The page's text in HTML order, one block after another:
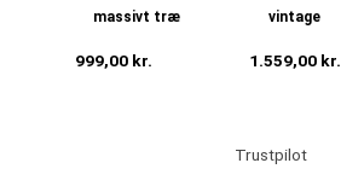
massivt træ
999,00 kr.
vintage
1.559,00 kr.
Trustpilot